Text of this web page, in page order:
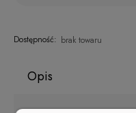
Dostępność: brak towaru
Opis